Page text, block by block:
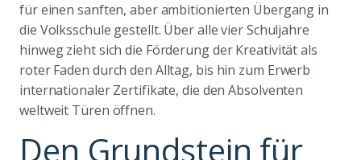
für einen sanften, aber ambitionierten Übergang in
die Volksschule gestellt. Über alle vier Schuljahre
hinweg zieht sich die Förderung der Kreativität als
roter Faden durch den Alltag, bis hin zum Erwerb
internationaler Zertifikate, die den Absolventen
weltweit Türen öffnen.
Den Grundstein für